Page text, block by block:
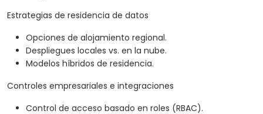
Estrategias de residencia de datos
Opciones de alojamiento regional.
Despliegues locales vs. en la nube.
Modelos híbridos de residencia.
Controles empresariales e integraciones
Control de acceso basado en roles (RBAC).